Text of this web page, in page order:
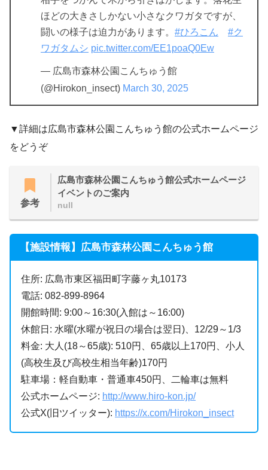
ほどの大きさしかない小さなクワガタですが、
闘いの様子は迫力があります。 #ひろこん
#ク
ワガタムシ pic.twitter.com/EE1poaQ0Ew
— 広島市森林公園こんちゅう館
(@Hirokon_insect) March 30, 2025
▼詳細は広島市森林公園こんちゅう館の公式ホームページ
をどうぞ
参考
広島市森林公園こんちゅう館公式ホームページ
イベントのご案内
null
【施設情報】広島市森林公園こんちゅう館
住所: 広島市東区福田町字藤ヶ丸10173
電話: 082-899-8964
開館時間: 9:00～16:30(入館は～16:00)
休館日: 水曜(水曜が祝日の場合は翌日)、12/29～1/3
料金: 大人(18～65歳): 510円、65歳以上170円、小人
(高校生及び高校生相当年齢)170円
駐車場：軽自動車・普通車450円、二輪車は無料
公式ホームページ: http://www.hiro-kon.jp/
公式X(旧ツイッター): https://x.com/Hirokon_insect